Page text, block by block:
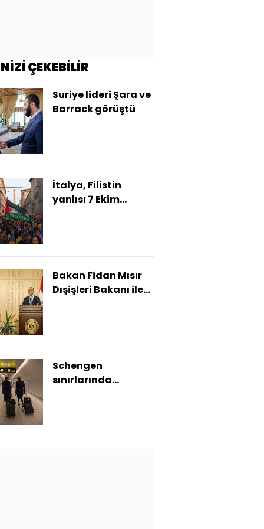
ÇEKEBİLİR
Suriye lideri Şara ve
Barrack görüştü
İtalya, Filistin
yanlısı 7 Ekim
Bakan Fidan Mısır
Dışişleri Bakanı ile
Schengen
sınırlarında